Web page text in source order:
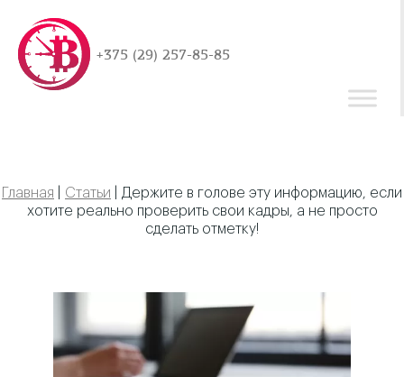
+375 (29) 257-85-85
Главная Статьи
Держите в голове эту информацию, если
хотите реально проверить свои кадры, а не просто
сделать отметку!